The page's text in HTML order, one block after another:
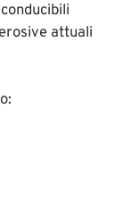
attuali